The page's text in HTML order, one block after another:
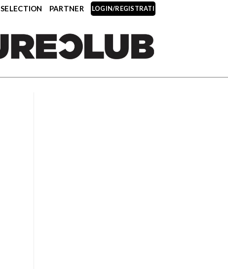
SELECTION PARTNER LOGIN/REGISTRATI